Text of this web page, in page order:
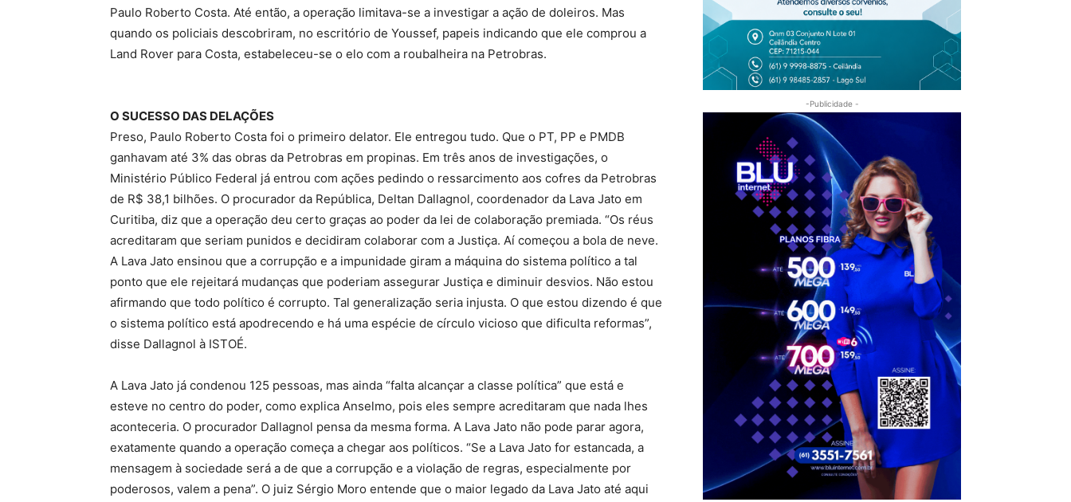
Paulo Roberto Costa. Até então, a operação limitava-se a investigar a ação de doleiros. Mas
quando os policiais descobriram, no escritório de Youssef, papeis indicando que ele comprou a
Land Rover para Costa, estabeleceu-se o elo com a roubalheira na Petrobras.
O SUCESSO DAS DELAÇÕES
Preso, Paulo Roberto Costa foi o primeiro delator. Ele entregou tudo. Que o PT, PP e PMDB
ganhavam até 3% das obras da Petrobras em propinas. Em três anos de investigações, o
Ministério Público Federal já entrou com ações pedindo o ressarcimento aos cofres da Petrobras
de R$ 38,1 bilhões. O procurador da República, Deltan Dallagnol, coordenador da Lava Jato em
Curitiba, diz que a operação deu certo graças ao poder da lei de colaboração premiada. “Os réus
acreditaram que seriam punidos e decidiram colaborar com a Justiça. Aí começou a bola de neve.
A Lava Jato ensinou que a corrupção e a impunidade giram a máquina do sistema político a tal
ponto que ele rejeitará mudanças que poderiam assegurar Justiça e diminuir desvios. Não estou
afirmando que todo político é corrupto. Tal generalização seria injusta. O que estou dizendo é que
o sistema político está apodrecendo e há uma espécie de círculo vicioso que dificulta reformas”,
disse Dallagnol à ISTOÉ.
A Lava Jato já condenou 125 pessoas, mas ainda “falta alcançar a classe política” que está e
esteve no centro do poder, como explica Anselmo, pois eles sempre acreditaram que nada lhes
aconteceria. O procurador Dallagnol pensa da mesma forma. A Lava Jato não pode parar agora,
exatamente quando a operação começa a chegar aos políticos. “Se a Lava Jato for estancada, a
mensagem à sociedade será a de que a corrupção e a violação de regras, especialmente por
poderosos, valem a pena”. O juiz Sérgio Moro entende que o maior legado da Lava Jato até aqui
-Publicidade -